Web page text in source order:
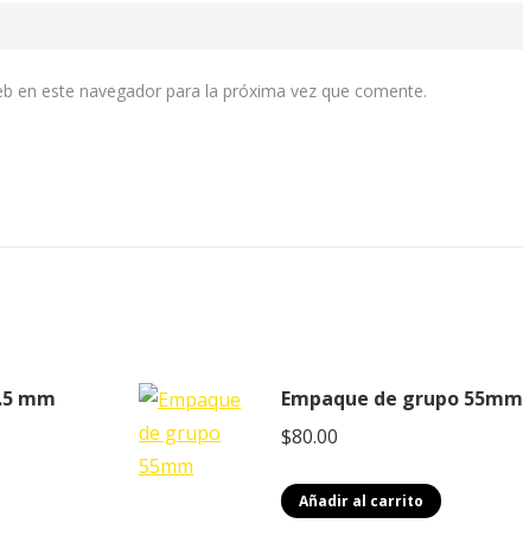
en este navegador para la próxima vez que comente.
mm
Empaque de grupo 55mm
$80.00
Añadir al carrito